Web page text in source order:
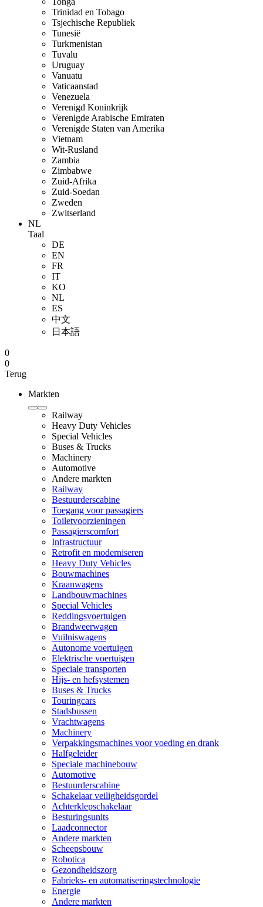
Trinidad en Tobago
Tsjechische Republiek
Tunesië
Turkmenistan
Tuvalu
Uruguay
Vanuatu
Vaticaanstad
Venezuela
Verenigd Koninkrijk
Verenigde Arabische Emiraten
Verenigde Staten van Amerika
Vietnam
Wit-Rusland
Zambia
Zimbabwe
Zuid-Afrika
Zuid-Soedan
Zweden
Zwitserland
NL
Taal
DE
EN
FR
IT
KO
NL
ES
中文
日本語
0
0
Terug
Markten
Railway
Heavy Duty Vehicles
Special Vehicles
Buses & Trucks
Machinery
Automotive
Andere markten
Railway
Bestuurderscabine
Toegang voor passagiers
Toiletvoorzieningen
Passagierscomfort
Infrastructuur
Retrofit en moderniseren
Heavy Duty Vehicles
Bouwmachines
Kraanwagens
Landbouwmachines
Special Vehicles
Reddingsvoertuigen
Brandweerwagen
Vuilniswagens
Autonome voertuigen
Elektrische voertuigen
Speciale transporten
Hijs- en hefsystemen
Buses & Trucks
Touringcars
Stadsbussen
Vrachtwagens
Machinery
Verpakkingsmachines voor voeding en drank
Halfgeleider
Speciale machinebouw
Automotive
Bestuurderscabine
Schakelaar veiligheidsgordel
Achterklepschakelaar
Besturingsunits
Laadconnector
Andere markten
Scheepsbouw
Robotica
Gezondheidszorg
Fabrieks- en automatiseringstechnologie
Energie
Andere markten